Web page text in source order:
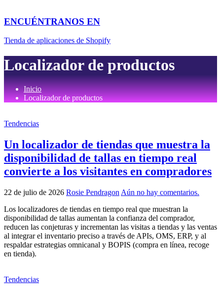
ENCUÉNTRANOS EN
Tienda de aplicaciones de Shopify
Localizador de productos
Inicio
Localizador de productos
Tendencias
Un localizador de tiendas que muestra la
disponibilidad de tallas en tiempo real
convierte a los visitantes en compradores
22 de julio de 2026 Rosie Pendragon Aún no hay comentarios.
Los localizadores de tiendas en tiempo real que muestran la
disponibilidad de tallas aumentan la confianza del comprador,
reducen las conjeturas y incrementan las visitas a tiendas y las ventas
al integrar el inventario preciso a través de APIs, OMS, ERP, y al
respaldar estrategias omnicanal y BOPIS (compra en línea, recoge
en tienda).
Tendencias